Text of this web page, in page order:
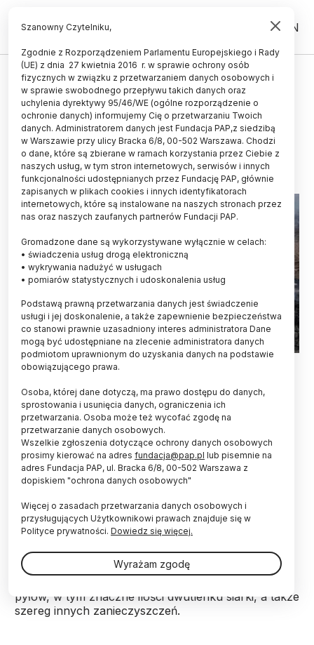
PL EN
ŚWIAT
Eksperci: chmura SO2 nad Polską
nie wpływa na jakość powietrza
27.08.2024
aktualizacja: 27.08.2024
2 minuty czytania
Erupcja szczelinowa na górze Fagradalsfjall w pobliżu
miejscowości Grindavik, półwysep Reykjanes, ISlandia; Adobe
Zanieczyszczenia znajdują się w wysokich partii
atmosfery i niewielka ich ilość może migrować do
dolnej troposfery - powiedział PAP prof. dr hab.
inż. Artur Badyda, ekspert w ocenie oddziaływań
na środowisko. Dane przekazane przez GIOŚ
potwierdzają, ze nie zanotowano znacznego
oddychają ludzie.
W rozmowie z PAP profesor Politechniki
Warszawskiej podkreślił, że z wulkanu, który
pyłów, w tym znaczne ilości dwutlenku siarki, a także
szereg innych zanieczyszczeń.
Szanowny Czytelniku,
Zgodnie z Rozporządzeniem Parlamentu Europejskiego i Rady
(UE) z dnia 27 kwietnia 2016 r. w sprawie ochrony osób
fizycznych w związku z przetwarzaniem danych osobowych i
w sprawie swobodnego przepływu takich danych oraz
uchylenia dyrektywy 95/46/WE (ogólne rozporządzenie o
ochronie danych) informujemy Cię o przetwarzaniu Twoich
danych. Administratorem danych jest Fundacja PAP,z siedzibą
w Warszawie przy ulicy Bracka 6/8, 00-502 Warszawa. Chodzi
o dane, które są zbierane w ramach korzystania przez Ciebie z
naszych usług, w tym stron internetowych, serwisów i innych
funkcjonalności udostępnianych przez Fundację PAP, głównie
zapisanych w plikach cookies i innych identyfikatorach
internetowych, które są instalowane na naszych stronach przez
nas oraz naszych zaufanych partnerów Fundacji PAP.
Gromadzone dane są wykorzystywane wyłącznie w celach:
• świadczenia usług drogą elektroniczną
• wykrywania nadużyć w usługach
• pomiarów statystycznych i udoskonalenia usług
Podstawą prawną przetwarzania danych jest świadczenie
usługi i jej doskonalenie, a także zapewnienie bezpieczeństwa
co stanowi prawnie uzasadniony interes administratora Dane
mogą być udostępniane na zlecenie administratora danych
podmiotom uprawnionym do uzyskania danych na podstawie
obowiązującego prawa.
Osoba, której dane dotyczą, ma prawo dostępu do danych,
sprostowania i usunięcia danych, ograniczenia ich
przetwarzania. Osoba może też wycofać zgodę na
przetwarzanie danych osobowych.
Wszelkie zgłoszenia dotyczące ochrony danych osobowych
prosimy kierować na adres fundacja@pap.pl lub pisemnie na
adres Fundacja PAP, ul. Bracka 6/8, 00-502 Warszawa z
dopiskiem "ochrona danych osobowych"
Więcej o zasadach przetwarzania danych osobowych i
przysługujących Użytkownikowi prawach znajduje się w
Polityce prywatności. Dowiedz się więcej.
Wyrażam zgodę